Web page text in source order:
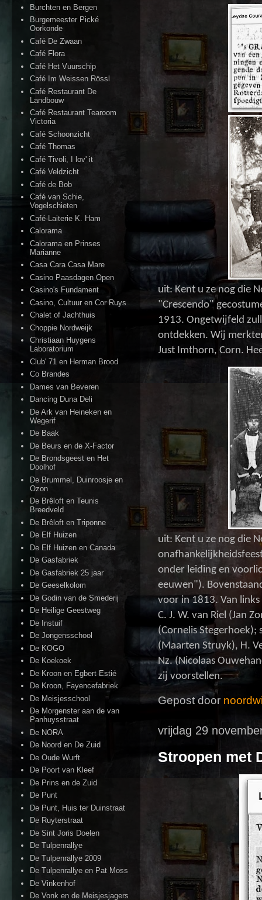
uit: Kent u ze nog die
"Crescendo"
1913. Ongetwijfeld
ontdekken. Wij
Just Imthorn, Corn.
uit: Kent u ze nog die
onder leiding en
eeuwen").
voor in 1813. Van links
C. J. W. van Riel (Jan
(Cornelis Stegerhoek);
(Maarten Struyk), H.
Nz. (Nicolaas
zij voorstellen.
Gepost door
vrijdag 29
Stroopen met
Burchten en Bergen
Burgemeester Pické
Oorkonde
Café De Zwaan
Café Flora
Café Het Vuurschip
Café Im Weissen Rössl
Café Restaurant De
Landbouw
Café Restaurant Tearoom
Victoria
Café Schoonzicht
Café Thomas
Café Tivoli, I lov' it
Café Veldzicht
Café de Bob
Café van Schie,
Vogelschieten
Café-Laiterie K. Ham
Calorama
Calorama en Prinses
Marianne
Casa Cara Casa Mare
Casino Paasdagen Open
Casino's Fundament
Casino, Cultuur en Cor Ruys
Chalet of Jachthuis
Choppie Nordweijk
Christiaan Huygens
Laboratorium
Club' 71 en Herman Brood
Co Brandes
Dames van Beveren
Dancing Duna Deli
De Ark van Heineken en
Wegerif
De Baak
De Beurs en de X-Factor
De Brondsgeest en Het
Doolhof
De Brummel, Duinroosje en
Ozon
De Brêloft en Teunis
Breedveld
De Brêloft en Triponne
De Elf Huizen
De Elf Huizen en Canada
De Gasfabriek
De Gasfabriek 25 jaar
De Geeselkolom
De Godin van de Smederij
De Heilige Geestweg
De Instuif
De Jongensschool
De KOGO
De Koekoek
De Kroon en Egbert Estié
De Kroon, Fayencefabriek
De Meisjesschool
De Morgenster aan de van
Panhuysstraat
De NORA
De Noord en De Zuid
De Oude Wurft
De Poort van Kleef
De Prins en de Zuid
De Punt
De Punt, Huis ter Duinstraat
De Ruyterstraat
De Sint Joris Doelen
De Tulpenrallye
De Tulpenrallye 2009
De Tulpenrallye en Pat Moss
De Vinkenhof
De Vonk en de Meisjesjagers